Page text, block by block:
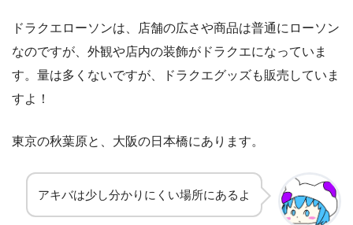
ドラクエローソンは、店舗の広さや商品は普通にローソン
なのですが、外観や店内の装飾がドラクエになっていま
す。量は多くないですが、ドラクエグッズも販売していま
すよ！
東京の秋葉原と、大阪の日本橋にあります。
アキバは少し分かりにくい場所にあるよ